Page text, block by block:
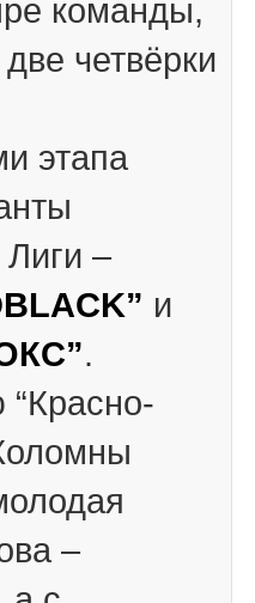
команды,
четвёрки
этапа
–
и
.
–